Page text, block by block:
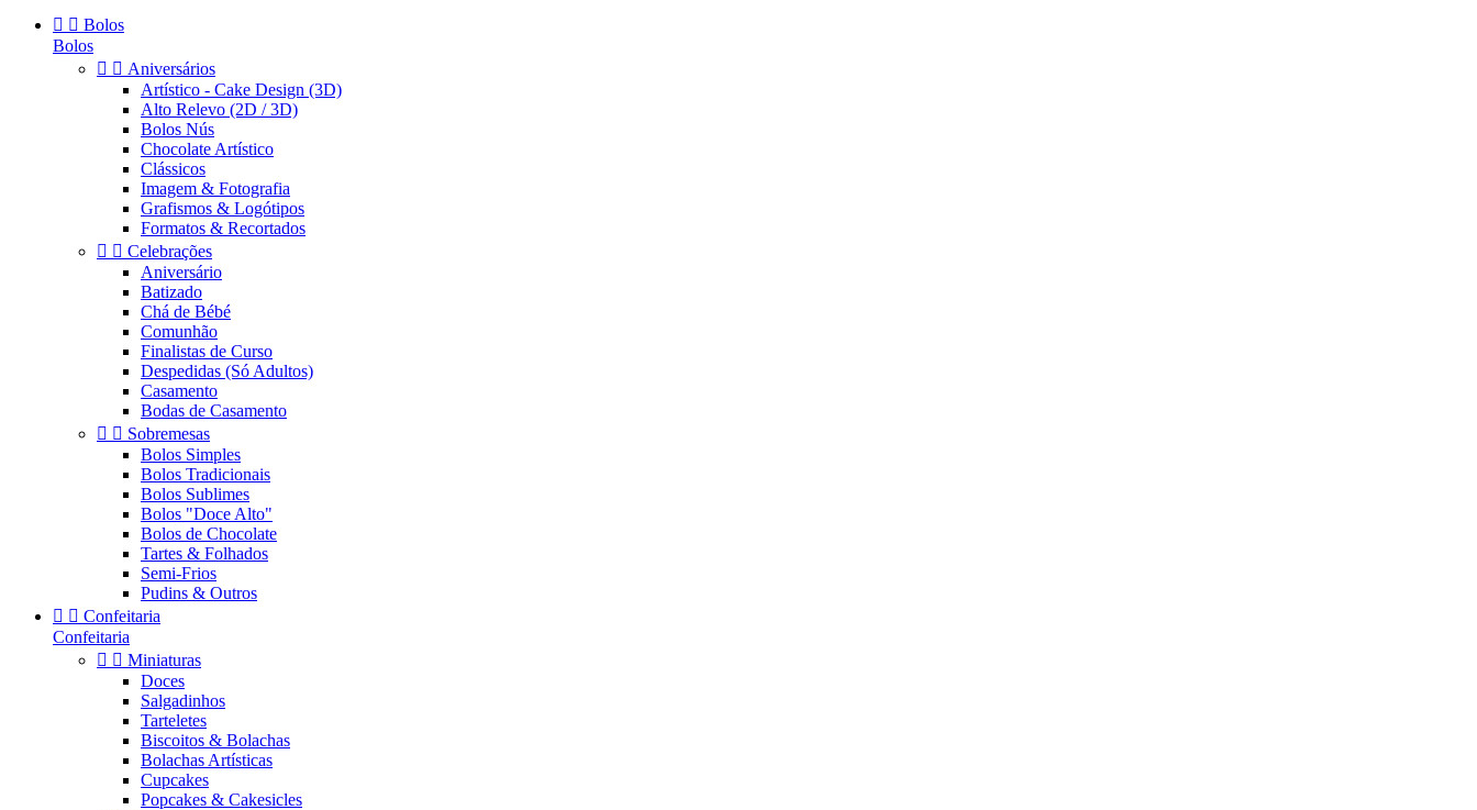
  Bolos
Bolos
  Aniversários
Artístico - Cake Design (3D)
Alto Relevo (2D / 3D)
Bolos Nús
Chocolate Artístico
Clássicos
Imagem & Fotografia
Grafismos & Logótipos
Formatos & Recortados
  Celebrações
Aniversário
Batizado
Chá de Bébé
Comunhão
Finalistas de Curso
Despedidas (Só Adultos)
Casamento
Bodas de Casamento
  Sobremesas
Bolos Simples
Bolos Tradicionais
Bolos Sublimes
Bolos "Doce Alto"
Bolos de Chocolate
Tartes & Folhados
Semi-Frios
Pudins & Outros
  Confeitaria
Confeitaria
  Miniaturas
Doces
Salgadinhos
Tarteletes
Biscoitos & Bolachas
Bolachas Artísticas
Cupcakes
Popcakes & Cakesicles